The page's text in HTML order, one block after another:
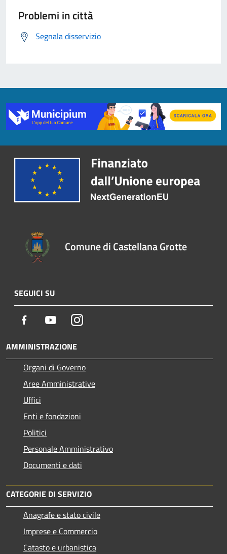
Problemi in città
Segnala disservizio
Comune di Castellana Grotte
SEGUICI SU
Facebook YoutubeInstagram
AMMINISTRAZIONE
Organi di Governo
Aree Amministrative
Uffici
Enti e fondazioni
Politici
Personale Amministrativo
Documenti e dati
CATEGORIE DI SERVIZIO
Anagrafe e stato civile
Imprese e Commercio
Catasto e urbanistica